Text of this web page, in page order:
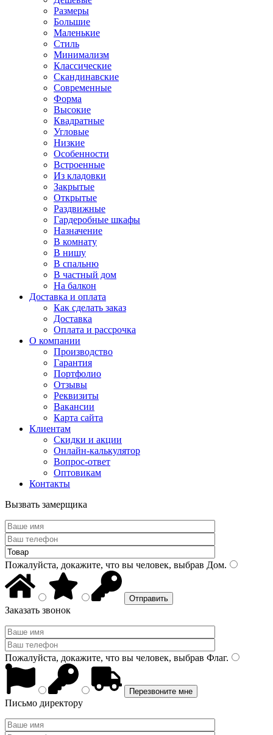
Размеры
Большие
Маленькие
Стиль
Минимализм
Классические
Скандинавские
Современные
Форма
Высокие
Квадратные
Угловые
Низкие
Особенности
Встроенные
Из кладовки
Закрытые
Открытые
Раздвижные
Гардеробные шкафы
Назначение
В комнату
В нишу
В спальню
В частный дом
На балкон
Доставка и оплата
Как сделать заказ
Доставка
Оплата и рассрочка
О компании
Производство
Гарантия
Портфолио
Отзывы
Реквизиты
Вакансии
Карта сайта
Клиентам
Скидки и акции
Онлайн-калькулятор
Вопрос-ответ
Оптовикам
Контакты
Вызвать замерщика
Пожалуйста, докажите, что вы человек, выбрав Дом.
Заказать звонок
Пожалуйста, докажите, что вы человек, выбрав Флаг.
Письмо директору